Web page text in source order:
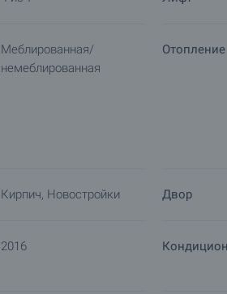
Меблированная/
немеблированная
Отопление
Кирпич, Новостройки Двор
2016